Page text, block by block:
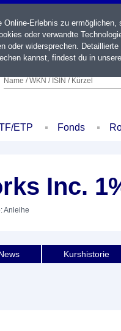
Name / WKN / ISIN / Kürzel
ETP Fonds
Inc.
Anleihe
Kurshistorie
Erlebnis zu
oder verwandte
oder widersprechen.
kannst, findest du in